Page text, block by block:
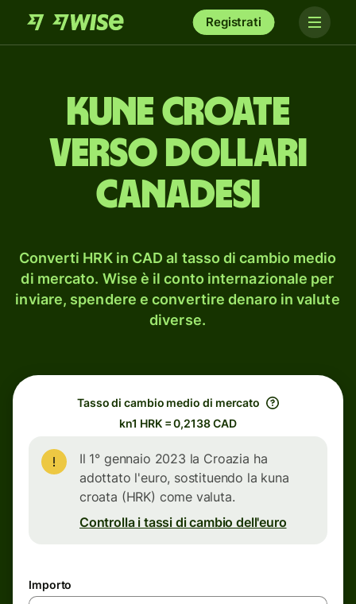
Registrati
kune croate
verso dollari
canadesi
Converti HRK in CAD al tasso di cambio medio
di mercato. Wise è il conto internazionale per
inviare, spendere e convertire denaro in valute
diverse.
Tasso di cambio medio di mercato
kn1 HRK = 0,2138 CAD
Il 1° gennaio 2023 la Croazia ha
adottato l'euro, sostituendo la kuna
croata (HRK) come valuta.
Controlla i tassi di cambio dell'euro
Importo